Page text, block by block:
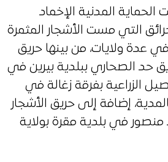
المدنية الإخماد
التي مست الأشجار المثمرة
عدة ولايات، من بينها حريق
حد الصحاري ببلدية بيرين في
الزراعية بفرقة زغالة في
إضافة إلى حريق الأشجار
منصور في بلدية مقرة بولاية